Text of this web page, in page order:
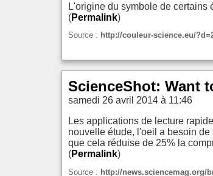
L'origine du symbole de certains
(Permalink)
Source : http://couleur-science.eu/
ScienceShot: Want
samedi 26 avril 2014 à 11:46
Les applications de lecture
nouvelle étude, l'oeil a besoin
que cela réduise de 25% la
(Permalink)
Source : http://news.sciencemag.org/